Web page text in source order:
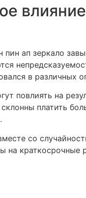
ап зеркало
в различных
повлиять на
платить
со
на краткосрочные